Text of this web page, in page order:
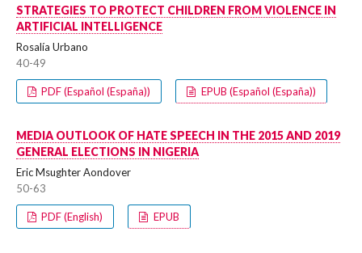
STRATEGIES TO PROTECT CHILDREN FROM VIOLENCE IN
ARTIFICIAL INTELLIGENCE
Rosalía Urbano
40-49
PDF (Español (España)) EPUB (Español (España))
MEDIA OUTLOOK OF HATE SPEECH IN THE 2015 AND 2019
GENERAL ELECTIONS IN NIGERIA
Eric Msughter Aondover
50-63
PDF (English) EPUB